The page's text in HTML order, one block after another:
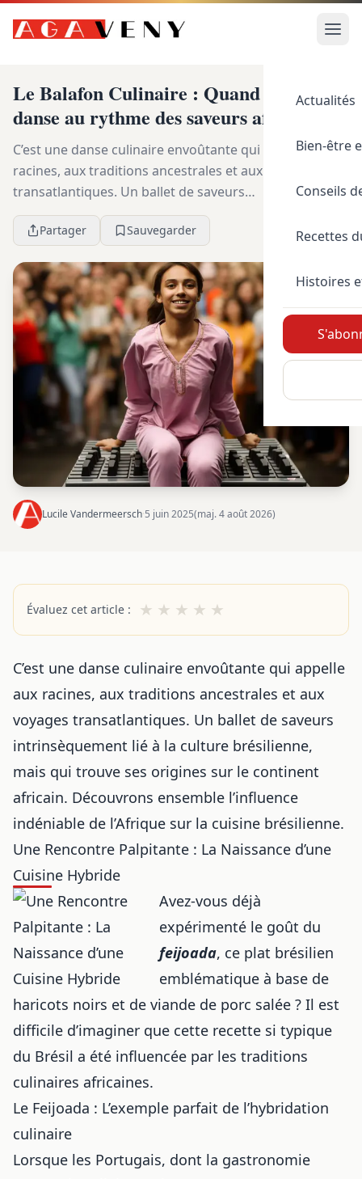
Actualités
Bien-être
Conseils
Recettes
Histoires
Le Balafon Culinaire : Quand le Brésil
danse au rythme des saveurs africaines
C’est une danse culinaire envoûtante qui appelle aux
racines, aux traditions ancestrales et aux voyages
transatlantiques. Un ballet de saveurs
intrinsèquement lié à la culture brésilienne, mais qui
tr...
Partager Sauvegarder
Lucile Vandermeersch·5 juin 2025(maj. 4 août 2026)
Évaluez cet article : ★ ★ ★ ★ ★
C’est une danse culinaire envoûtante qui appelle
aux racines, aux traditions ancestrales et aux
voyages transatlantiques. Un ballet de saveurs
intrinsèquement lié à la culture brésilienne,
mais qui trouve ses origines sur le continent
africain. Découvrons ensemble l’influence
indéniable de l’Afrique sur la cuisine brésilienne.
Une Rencontre Palpitante : La Naissance d’une
Cuisine Hybride
Avez-vous déjà
expérimenté le goût du
feijoada, ce plat brésilien
emblématique à base de
haricots noirs et de viande de porc salée ? Il est
difficile d’imaginer que cette recette si typique
du Brésil a été influencée par les traditions
culinaires africaines.
Le Feijoada : L’exemple parfait de l’hybridation
culinaire
Lorsque les Portugais, dont la gastronomie